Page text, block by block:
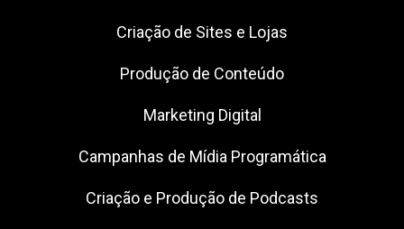
Criação de Sites e Lojas
Produção de Conteúdo
Marketing Digital
Campanhas de Mídia Programática
Criação e Produção de Podcasts